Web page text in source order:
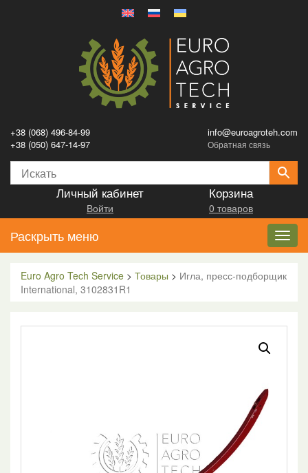
+38 (068) 496-84-99
+38 (050) 647-14-97
info@euroagroteh.com
Обратная связь
Личный кабинет
Войти
Корзина
0 товаров
Раскрыть меню
Euro Agro Tech Service > Товары > Игла, пресс-подборщик
International, 3102831R1